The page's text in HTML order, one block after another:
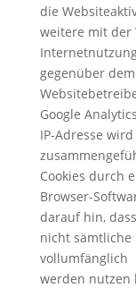
die
weitere mit der
gegenüber dem
Google
IP-Adresse
Cookies durch
Browser-
darauf hin,
nicht sämtliche
vollumfänglich
werden nutzen